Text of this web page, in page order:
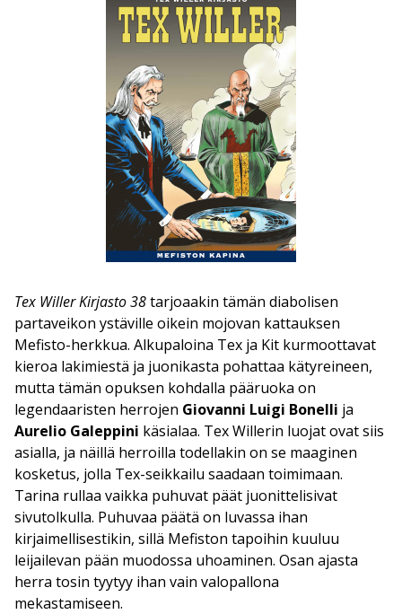
Tex Willer Kirjasto 38tarjoaakin tämän diabolisen
partaveikon ystäville oikein mojovan kattauksen
Mefisto-herkkua. Alkupaloina Tex ja Kit kurmoottavat
kieroa lakimiestä ja juonikasta pohattaa kätyreineen,
mutta tämän opuksen kohdalla pääruoka on
legendaaristen herrojen Giovanni Luigi Bonelli ja
Aurelio Galeppini käsialaa. Tex Willerin luojat ovat siis
asialla, ja näillä herroilla todellakin on se maaginen
kosketus, jolla Tex-seikkailu saadaan toimimaan.
Tarina rullaa vaikka puhuvat päät juonittelisivat
sivutolkulla. Puhuvaa päätä on luvassa ihan
kirjaimellisestikin, sillä Mefiston tapoihin kuuluu
leijailevan pään muodossa uhoaminen. Osan ajasta
herra tosin tyytyy ihan vain valopallona
mekastamiseen.